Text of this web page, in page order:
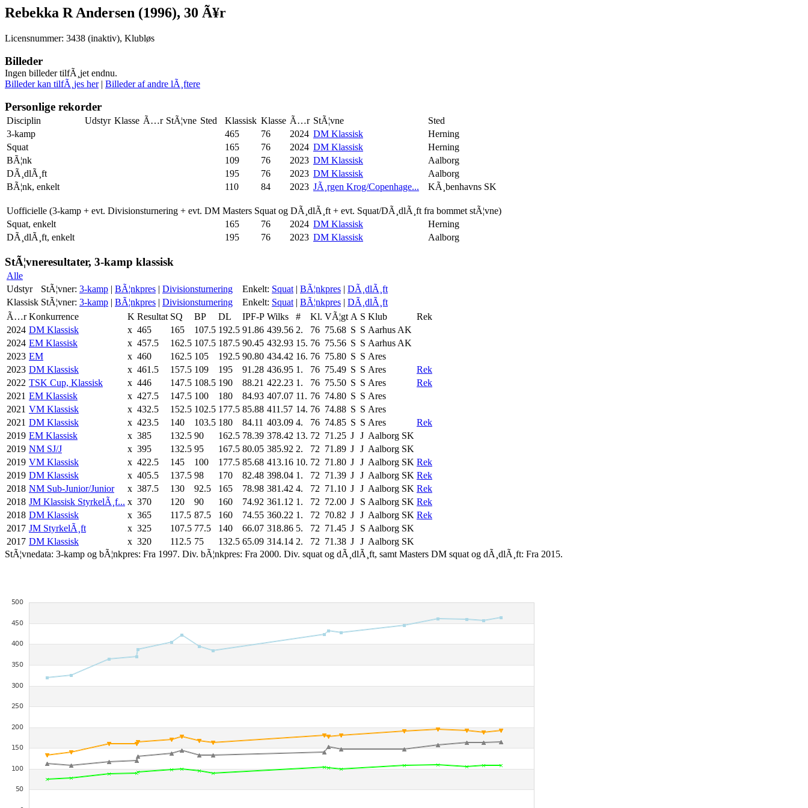
Rebekka R Andersen (1996), 30 Ã¥r
Licensnummer: 3438 (inaktiv), Klubløs
Billeder
Ingen billeder tilfÃ¸jet endnu.
Billeder kan tilfÃ¸jes her| Billeder af andre lÃ¸ftere
Personlige rekorder
Disciplin Udstyr Klasse Ã…r StÃ¦vne Sted Klassisk Klasse Ã…r StÃ¦vne
Sted
3-kamp
465 76 2024 DM Klassisk
Herning
Squat
165 76 2024 DM Klassisk
Herning
BÃ¦nk
109 76 2023 DM Klassisk
Aalborg
DÃ¸dlÃ¸ft
195 76 2023 DM Klassisk
Aalborg
BÃ¦nk, enkelt
110 84 2023 JÃ¸rgen Krog/Copenhage... KÃ¸benhavns SK
Uofficielle (3-kamp + evt. Divisionsturnering + evt. DM Masters Squat og DÃ¸dlÃ¸ft + evt. Squat/DÃ¸dlÃ¸ft fra bommet stÃ¦vne)
Squat, enkelt
165 76 2024 DM Klassisk
Herning
DÃ¸dlÃ¸ft, enkelt
195 76 2023 DM Klassisk Aalborg
StÃ¦vneresultater, 3-kamp klassisk
Alle
Udstyr
StÃ¦vner: 3-kamp | BÃ¦nkpres | Divisionsturnering Enkelt: Squat | BÃ¦nkpres | DÃ¸dlÃ¸ft
Klassisk StÃ¦vner: 3-kamp | BÃ¦nkpres | Divisionsturnering Enkelt: Squat | BÃ¦nkpres | DÃ¸dlÃ¸ft
Ã…r Konkurrence K Resultat SQ BP DL IPF-P Wilks # Kl. VÃ¦gt A S Klub
Rek
2024 DM Klassisk x 465 165 107.5 192.5 91.86 439.56 2. 76 75.68 S S Aarhus AK
2024 EM Klassisk x 457.5 162.5 107.5 187.5 90.45 432.93 15. 76 75.56 S S Aarhus AK
2023 EM x 460 162.5 105 192.5 90.80 434.42 16. 76 75.80 S S Ares
2023 DM Klassisk x 461.5 157.5 109 195 91.28 436.95 1. 76 75.49 S S Ares
Rek
2022 TSK Cup, Klassisk x 446 147.5 108.5 190 88.21 422.23 1. 76 75.50 S S Ares
Rek
2021 EM Klassisk x 427.5 147.5 100 180 84.93 407.07 11. 76 74.80 S S Ares
2021 VM Klassisk x 432.5 152.5 102.5 177.5 85.88 411.57 14. 76 74.88 S S Ares
2021 DM Klassisk x 423.5 140 103.5 180 84.11 403.09 4. 76 74.85 S S Ares
Rek
2019 EM Klassisk x 385 132.5 90 162.5 78.39 378.42 13. 72 71.25 J J Aalborg SK
2019 NM SJ/J x 395 132.5 95 167.5 80.05 385.92 2. 72 71.89 J J Aalborg SK
2019 VM Klassisk x 422.5 145 100 177.5 85.68 413.16 10. 72 71.80 J J Aalborg SK Rek
2019 DM Klassisk x 405.5 137.5 98 170 82.48 398.04 1. 72 71.39 J J Aalborg SK Rek
2018 NM Sub-Junior/Junior x 387.5 130 92.5 165 78.98 381.42 4. 72 71.10 J J Aalborg SK Rek
2018 JM Klassisk StyrkelÃ¸f... x 370 120 90 160 74.92 361.12 1. 72 72.00 J S Aalborg SK Rek
2018 DM Klassisk x 365 117.5 87.5 160 74.55 360.22 1. 72 70.82 J J Aalborg SK Rek
2017 JM StyrkelÃ¸ft x 325 107.5 77.5 140 66.07 318.86 5. 72 71.45 J S Aalborg SK
2017 DM Klassisk x 320 112.5 75 132.5 65.09 314.14 2. 72 71.38 J J Aalborg SK
StÃ¦vnedata: 3-kamp og bÃ¦nkpres: Fra 1997. Div. bÃ¦nkpres: Fra 2000. Div. squat og dÃ¸dlÃ¸ft, samt Masters DM squat og dÃ¸dlÃ¸ft: Fra 2015.